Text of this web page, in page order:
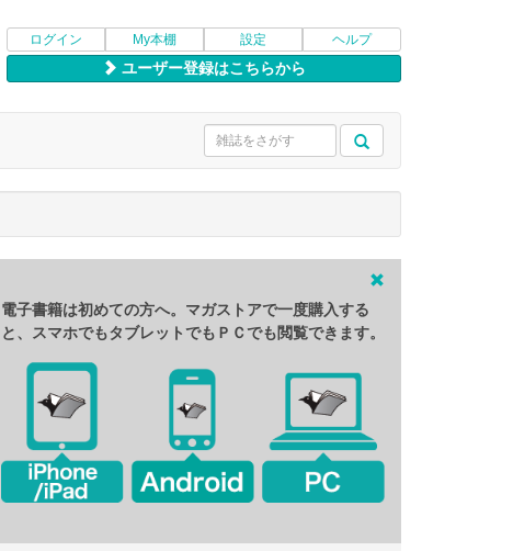
ログイン My本棚 設定 ヘルプ
ユーザー登録はこちらから
電子書籍は初めての方へ。マガストアで一度購入する
と、スマホでもタブレットでもＰＣでも閲覧できます。